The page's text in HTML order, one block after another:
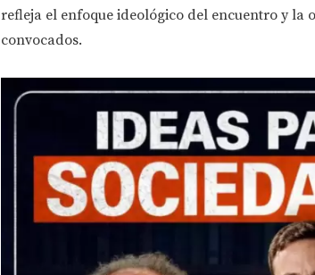
refleja el enfoque ideológico del encuentro y
convocados.